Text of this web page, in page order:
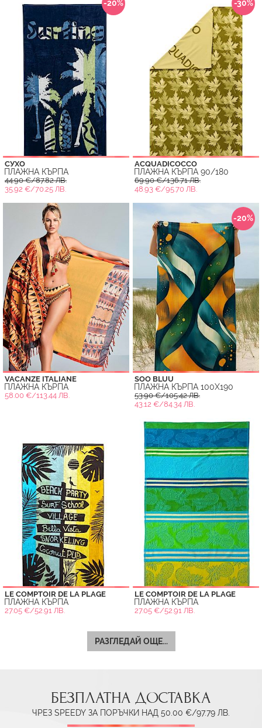
-20%
СУХО
ПЛАЖНА КЪРПА
44.90 €/87.82 ЛВ.
35.92 €/70.25 ЛВ.
-30%
ACQUADICOCCO
ПЛАЖНА КЪРПА 90/180
69.90 €/136.71 ЛВ.
48.93 €/95.70 ЛВ.
VACANZE ITALIANE
ПЛАЖНА КЪРПА
58.00 €/113.44 ЛВ.
-20%
SOO BLUU
ПЛАЖНА КЪРПА 100X190
53.90 €/105.42 ЛВ.
43.12 €/84.34 ЛВ.
LE COMPTOIR DE LA PLAGE
ПЛАЖНА КЪРПА
27.05 €/52.91 ЛВ.
LE COMPTOIR DE LA PLAGE
ПЛАЖНА КЪРПА
27.05 €/52.91 ЛВ.
РАЗГЛЕДАЙ ОЩЕ...
БЕЗПЛАТНА ДОСТАВКА
ЧРЕЗ SPEEDY ЗА ПОРЪЧКИ НАД 50.00 €/97.79 ЛВ.